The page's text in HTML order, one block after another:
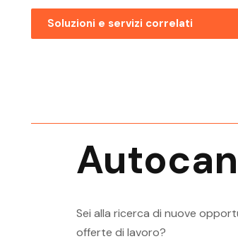
Soluzioni e servizi correlati
Posizioni
Posizioni Aperte
Sei alla ricerca di nuove
offerte di lavoro?